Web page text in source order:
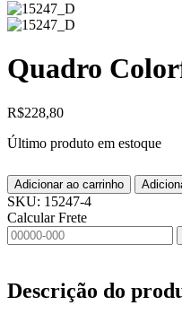
Quadro
R$228,80
Último produto em estoque
Adicionar ao carrinho
SKU: 15247-4
Calcular Frete
Descrição do